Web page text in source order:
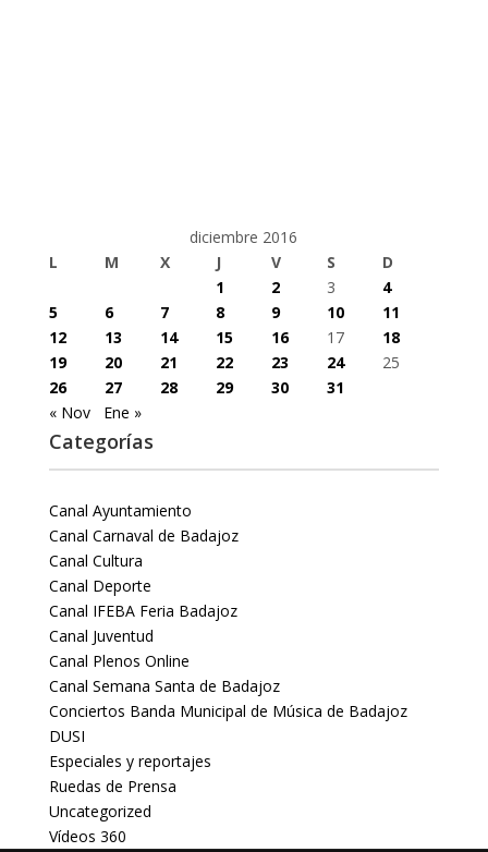
diciembre 2016
L
M X J V S
D
1
2 3
4
5
6 7 8 9 10
11
12
13 14 15 16 17
18
19
20 21 22 23 24
25
26
27 28 29 30
31
« Nov
Ene »
Categorías
Canal Ayuntamiento
Canal Carnaval de Badajoz
Canal Cultura
Canal Deporte
Canal IFEBA Feria Badajoz
Canal Juventud
Canal Plenos Online
Canal Semana Santa de Badajoz
Conciertos Banda Municipal de Música de Badajoz
DUSI
Especiales y reportajes
Ruedas de Prensa
Uncategorized
Vídeos 360